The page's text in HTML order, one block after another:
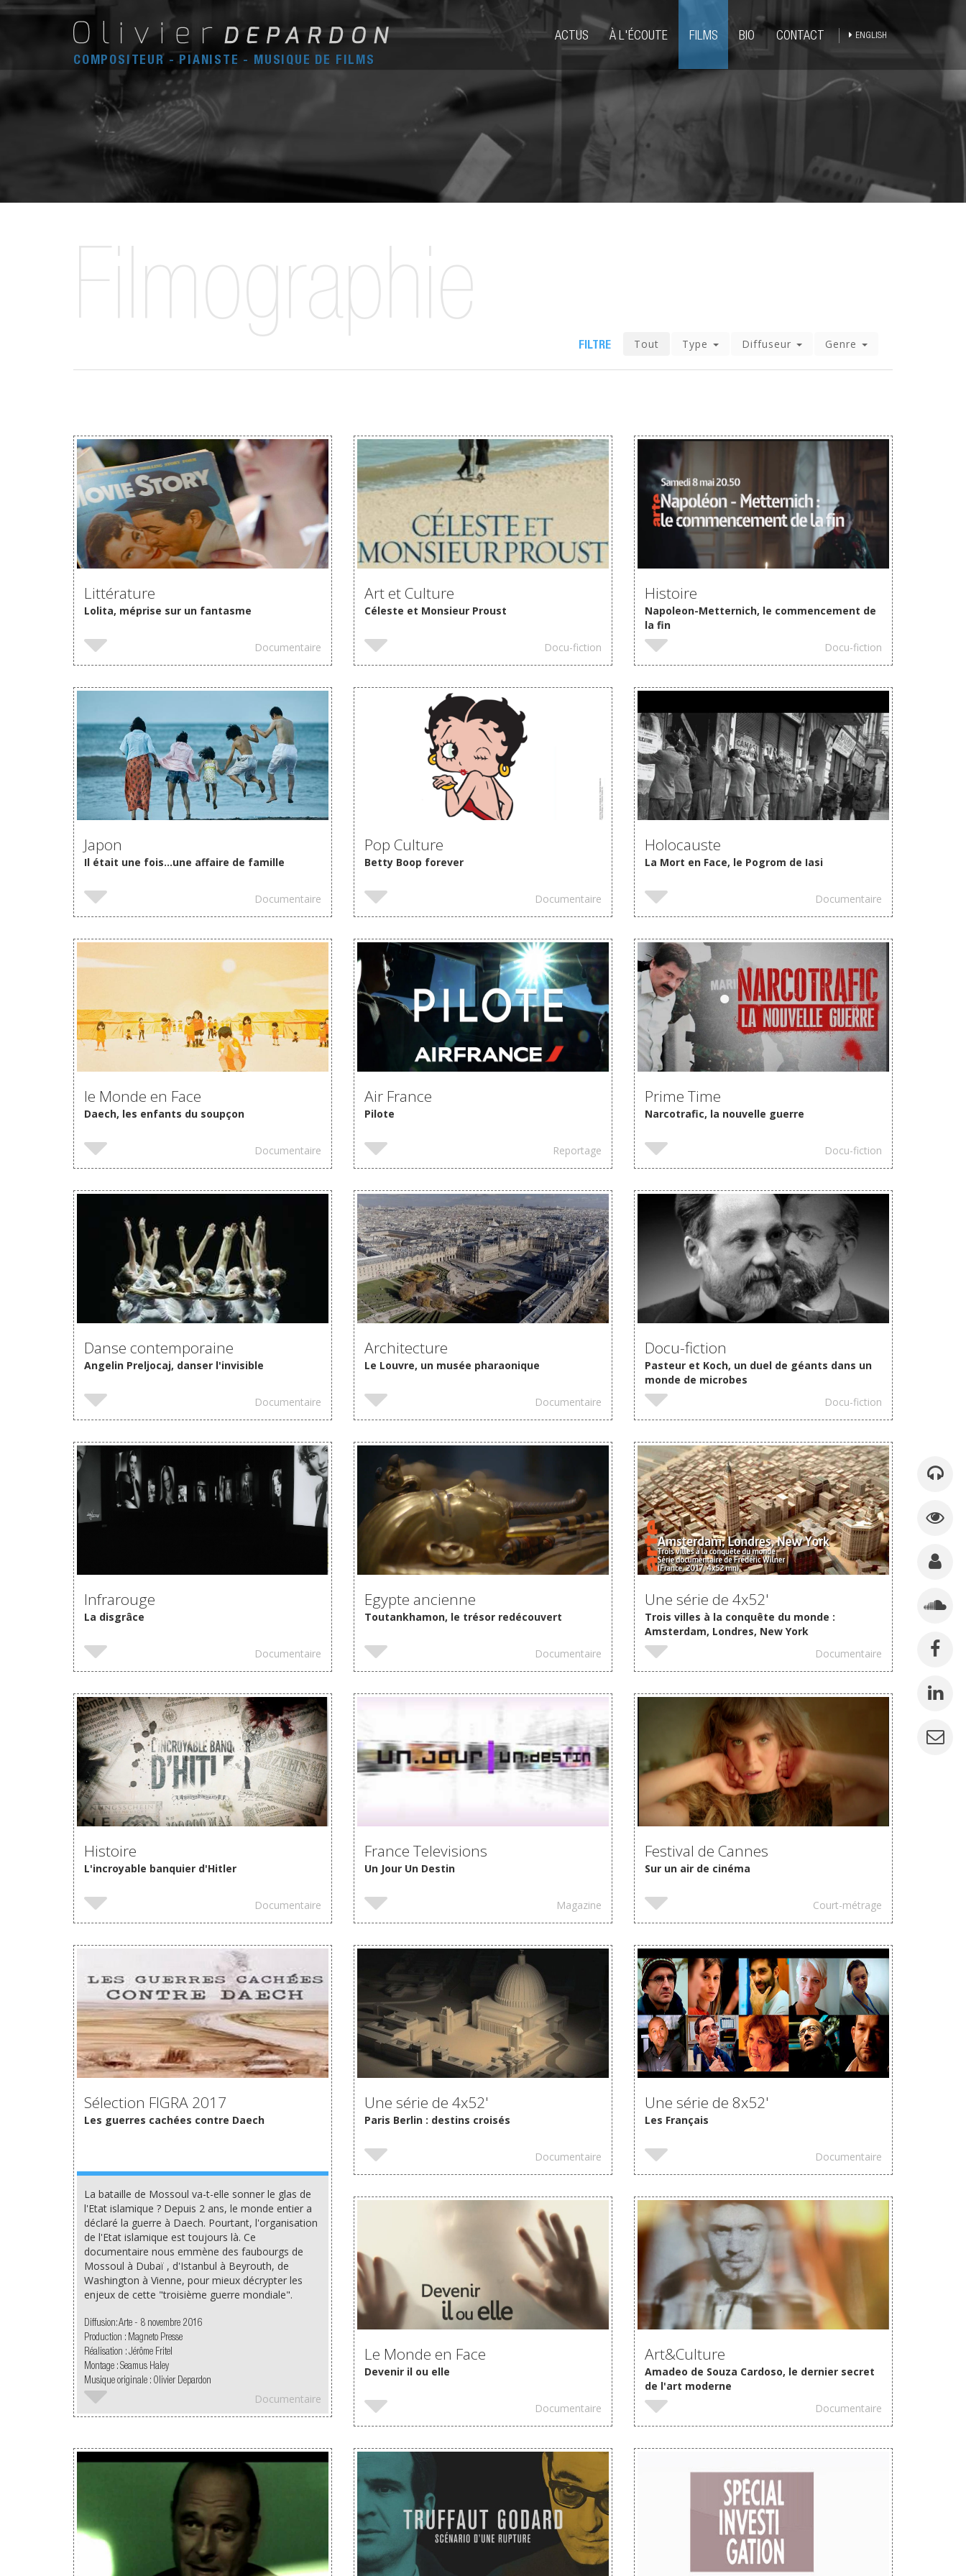
ENGLISH
ACTUS À L'ÉCOUTE FILMS BIO
CONTACT
COMPOSITEUR - PIANISTE - MUSIQUE DE FILMS
Filmographie FILTRE Tout Type Diffuseur Genre
VOIR
Littérature
Lolita, méprise sur un fantasme
Documentaire
Art et Culture
Céleste et Monsieur Proust
Docu-fiction
VOIR
Histoire
Napoleon-Metternich, le commencement de
la fin
Docu-fiction
Japon
Il était une fois...une affaire de famille
Documentaire
Pop Culture
Betty Boop forever
Documentaire
VOIR
Holocauste
La Mort en Face, le Pogrom de Iasi
Documentaire
VOIR
le Monde en Face
Daech, les enfants du soupçon
Documentaire
VOIR
Air France
Pilote
Reportage
VOIR
Prime Time
Narcotrafic, la nouvelle guerre
Docu-fiction
VOIR
Danse contemporaine
Angelin Preljocaj, danser l'invisible
Documentaire
VOIR
Architecture
Le Louvre, un musée pharaonique
Documentaire
VOIR
Docu-fiction
Pasteur et Koch, un duel de géants dans un
monde de microbes
Docu-fiction
Infrarouge
La disgrâce
Documentaire
VOIR
Egypte ancienne
Toutankhamon, le trésor redécouvert
Documentaire
VOIR
Une série de 4x52'
Trois villes à la conquête du monde :
Amsterdam, Londres, New York
Documentaire
VOIR
Histoire
L'incroyable banquier d'Hitler
Documentaire
France Televisions
Un Jour Un Destin
Magazine
VOIR
Festival de Cannes
Sur un air de cinéma
Court-métrage
VOIR
Sélection FIGRA 2017
Les guerres cachées contre Daech
Documentaire
La bataille de Mossoul va-t-elle sonner le glas de
l'Etat islamique ? Depuis 2 ans, le monde entier a
déclaré la guerre à Daech. Pourtant, l'organisation
de l'Etat islamique est toujours là. Ce
documentaire nous emmène des faubourgs de
Mossoul à Dubaï , d'Istanbul à Beyrouth, de
Washington à Vienne, pour mieux décrypter les
enjeux de cette "troisième guerre mondiale".
Diffusion: Arte - 8 novembre 2016
Production : Magneto Presse
Réalisation : Jérôme Fritel
Montage : Seamus Haley
Musique originale : Olivier Depardon
VOIR
Une série de 4x52'
Paris Berlin : destins croisés
Documentaire
Une série de 8x52'
Les Français
Documentaire
Le Monde en Face
Devenir il ou elle
Documentaire
VOIR
Art&Culture
Amadeo de Souza Cardoso, le dernier secret
de l'art moderne
Documentaire
VOIR VOIR VOIR